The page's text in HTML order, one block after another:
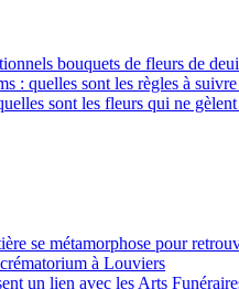
bouquets de fleurs de
: quelles sont les règles à
sont les fleurs qui ne gèlent
se métamorphose pour
à Louviers
un lien avec les Arts